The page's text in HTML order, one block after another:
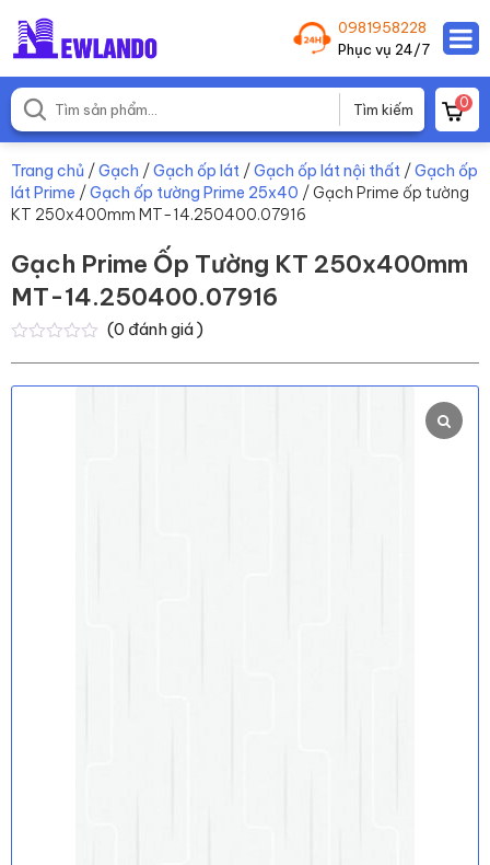
0981958228
Phục vụ 24/7
0
Trang chủ /Gạch /Gạch ốp lát /Gạch ốp lát nội thất /Gạch ốp
lát Prime /Gạch ốp tường Prime 25x40 / Gạch Prime ốp tường
KT 250x400mm MT-14.250400.07916
Gạch Prime Ốp Tường KT 250x400mm
MT-14.250400.07916
5
(0 đánh giá )